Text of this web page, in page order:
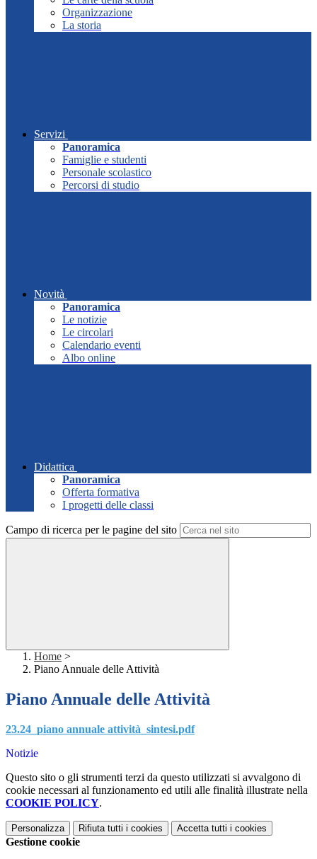
Organizzazione
La storia
Servizi
Panoramica
Famiglie e studenti
Personale scolastico
Percorsi di studio
Novità
Panoramica
Le notizie
Le circolari
Calendario eventi
Albo online
Didattica
Panoramica
Offerta formativa
I progetti delle classi
Campo di ricerca per le pagine del sito
Home >
Piano Annuale delle Attività
Piano Annuale delle Attività
23.24_piano annuale attività_sintesi.pdf
Notizie
Questo sito o gli strumenti terzi da questo utilizzati si avvalgono di
cookie necessari al funzionamento ed utili alle finalità illustrate nella
COOKIE POLICY.
Personalizza Rifiuta tutti i cookies Accetta tutti i cookies
Gestione cookie